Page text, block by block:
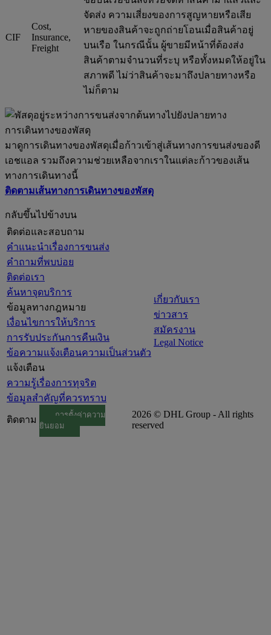
CIF
Cost,
Insurance,
Freight
จัดส่ง ความเสี่ยงของการสูญหายหรือเสีย
หายของสินค้าจะถูกถ่ายโอนเมื่อสินค้าอยู่
บนเรือ ในกรณีนั้น ผู้ขายมีหน้าที่ต้องส่ง
สินค้าตามจำนวนที่ระบุ หรือทั้งหมดให้อยู่ใน
สภาพดี ไม่ว่าสินค้าจะมาถึงปลายทางหรือ
ไม่ก็ตาม
การเดินทางของพัสดุ
มาดูการเดินทางของพัสดุเมื่อก้าวเข้าสู่เส้นทางการขนส่งของดี
เอชแอล รวมถึงความช่วยเหลือจากเราในแต่ละก้าวของเส้น
ทางการเดินทางนี้
ติดตามเส้นทางการเดินทางของพัสดุ
กลับขึ้นไปข้างบน
ติดต่อและสอบถาม
คำแนะนำเรื่องการขนส่ง
คำถามที่พบบ่อย
ติดต่อเรา
ค้นหาจุดบริการ
ข้อมูลทางกฎหมาย
เงื่อนไขการให้บริการ
การรับประกันการคืนเงิน
ข้อความแจ้งเตือนความเป็นส่วนตัว
แจ้งเตือน
ความรู้เรื่องการทุจริต
ข้อมูลสำคัญที่ควรทราบ
เกี่ยวกับเรา
ข่าวสาร
สมัครงาน
Legal Notice
ติดตาม
การตั้งค่าความ
ยินยอม
2026 © DHL Group - All rights
reserved